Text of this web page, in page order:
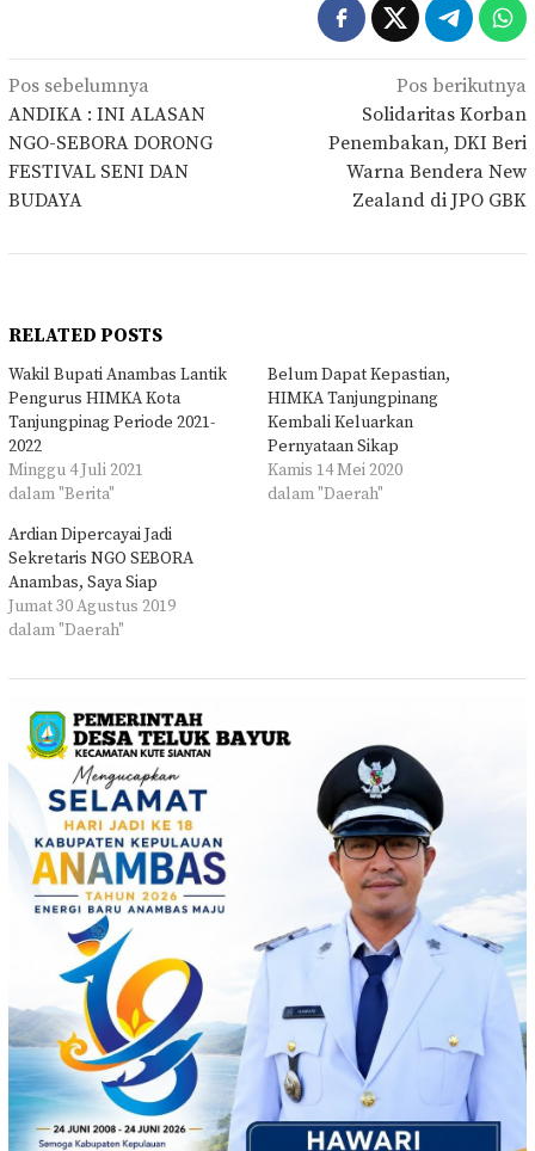
Navigasi
pos
Pos sebelumnya
ANDIKA : INI ALASAN
NGO-SEBORA DORONG
FESTIVAL SENI DAN
BUDAYA
Pos berikutnya
Solidaritas Korban
Penembakan, DKI Beri
Warna Bendera New
Zealand di JPO GBK
RELATED POSTS
Wakil Bupati Anambas Lantik
Pengurus HIMKA Kota
Tanjungpinag Periode 2021-
2022
Minggu 4 Juli 2021
dalam "Berita"
Belum Dapat Kepastian,
HIMKA Tanjungpinang
Kembali Keluarkan
Pernyataan Sikap
Kamis 14 Mei 2020
dalam "Daerah"
Ardian Dipercayai Jadi
Sekretaris NGO SEBORA
Anambas, Saya Siap
Jumat 30 Agustus 2019
dalam "Daerah"